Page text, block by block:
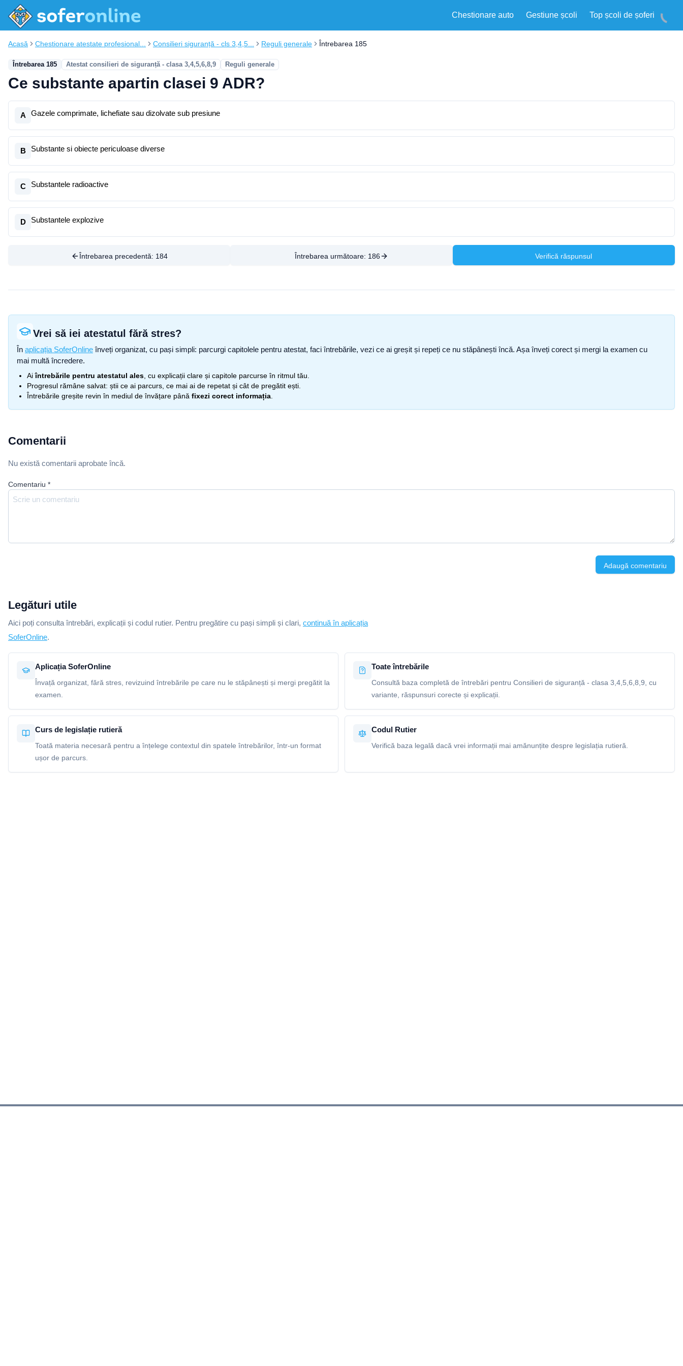
Chestionare auto Gestiune școli Top școli de șoferi
Acasă Chestionare atestate profesional... Consilieri siguranță - cls 3,4,5... Reguli generale Întrebarea 185
Întrebarea 185 Atestat consilieri de siguranță - clasa 3,4,5,6,8,9 Reguli generale
Ce substante apartin clasei 9 ADR?
A Gazele comprimate, lichefiate sau dizolvate sub presiune
B Substante si obiecte periculoase diverse
C Substantele radioactive
D Substantele explozive
Întrebarea precedentă: 184 Întrebarea următoare: 186 Verifică răspunsul
Vrei să iei atestatul fără stres?
În aplicația SoferOnline înveți organizat, cu pași simpli: parcurgi capitolele pentru atestat, faci întrebările, vezi ce ai greșit și repeți ce nu stăpânești încă. Așa înveți corect și mergi la examen cu
mai multă încredere.
Aiîntrebările pentru atestatul ales , cu explicații clare și capitole parcurse în ritmul tău.
Progresul rămâne salvat: știi ce ai parcurs, ce mai ai de repetat și cât de pregătit ești.
Întrebările greșite revin în mediul de învățare până fixezi corect informația
Comentarii
Nu există comentarii aprobate încă.
Comentariu *
Adaugă comentariu
Legături utile
Aici poți consulta întrebări, explicații și codul rutier. Pentru pregătire cu pași simpli și clari, continuă în aplicația
SoferOnline.
Aplicația SoferOnline
Învață organizat, fără stres, revizuind întrebările pe care nu le stăpânești și mergi pregătit la
examen.
Toate întrebările
Consultă baza completă de întrebări pentru Consilieri de siguranță - clasa 3,4,5,6,8,9, cu
variante, răspunsuri corecte și explicații.
Curs de legislație rutieră
Toată materia necesară pentru a înțelege contextul din spatele întrebărilor, într-un format
ușor de parcurs.
Codul Rutier
Verifică baza legală dacă vrei informații mai amănunțite despre legislația rutieră.